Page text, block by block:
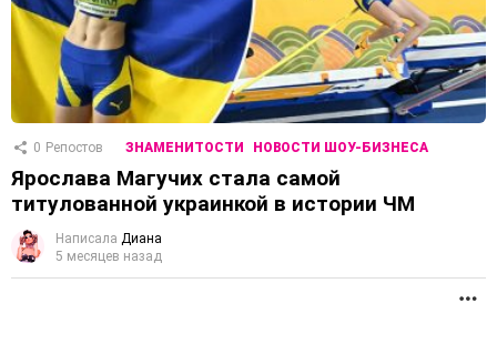
0 Репостов ЗНАМЕНИТОСТИ НОВОСТИ ШОУ-БИЗНЕСА
Ярослава Магучих стала самой
титулованной украинкой в ​​истории ЧМ
Написала Диана
5 месяцев назад